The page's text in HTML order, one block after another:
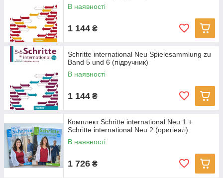
В наявності
1 144 ₴
Schritte international Neu Spielesammlung zu
Band 5 und 6 (підручник)
В наявності
1 144 ₴
Комплект Schritte international Neu 1 +
Schritte international Neu 2 (оригінал)
В наявності
1 726 ₴